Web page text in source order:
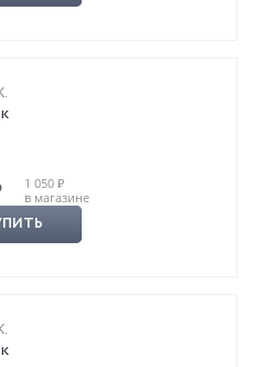
1 050 ₽
в магазине